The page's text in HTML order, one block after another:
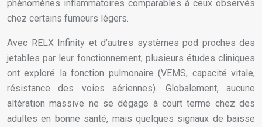
phénomènes inflammatoires comparables à ceux observés
chez certains fumeurs légers.
Avec RELX Infinity et d’autres systèmes pod proches des
jetables par leur fonctionnement, plusieurs études cliniques
ont exploré la fonction pulmonaire (VEMS, capacité vitale,
résistance des voies aériennes). Globalement, aucune
altération massive ne se dégage à court terme chez des
adultes en bonne santé, mais quelques signaux de baisse